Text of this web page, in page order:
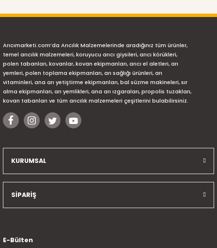
Arıcımarketi.com’da Arıcılık Malzemelerinde aradığınız tüm ürünler,
temel arıcılık malzemeleri, koruyucu arıcı giysileri, arıcı körükleri,
polen tabanları, kovanlar, kovan ekipmanları, arıcı el aletleri, arı
yemleri, polen toplama ekipmanları, arı sağlığı ürünleri, arı
vitaminleri, ana arı yetiştirme ekipmanları, bal süzme makineleri, sır
alma ekipmanları, arı yemlikleri, ana arı ızgaraları, propolis tuzakları,
kovan tabanları ve tüm arıcılık malzemeleri çeşitlerini bulabilirsiniz.
KURUMSAL
SİPARİŞ
E-Bülten